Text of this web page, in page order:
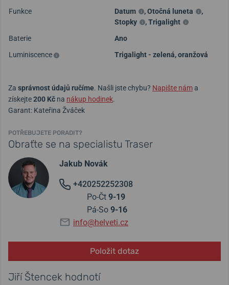
Funkce
Datum ,Otočná luneta
,
Stopky
,Trigalight
Baterie
Ano
Luminiscence
Trigalight - zelená, oranžová
Za správnost údajů ručíme. Našli jste chybu? Napište náma
získejte200 Kč na nákup hodinek.
Garant: Kateřina Žváček
POTŘEBUJETE PORADIT?
Obraťte se na specialistu Traser
Jakub Novák
+420252252308
Po-Čt 9-19
Pá-So 9-16
info@helveti.cz
Položit dotaz
Jiří Štencek hodnotí